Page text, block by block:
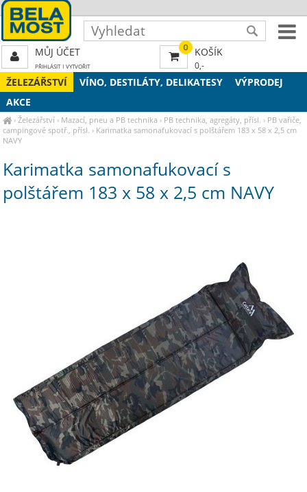
ŽELEZÁŘSTVÍ VÍNO, DESTILÁTY, DELIKATESY
VÝPRODEJ
AKCE
›Železářství › Mazací, pneu a PB technika › PB technika, agregáty, přísl. › PB vařiče,
campingové spotř., přísl. › Karimatka samonafukovací s polštářem 183 x 58 x 2,5 cm
NAVY
Karimatka samonafukovací s
polštářem 183 x 58 x 2,5 cm NAVY
0 KOŠÍK
0,-
MŮJ ÚČET
PŘIHLÁSIT| VYTVOŘIT